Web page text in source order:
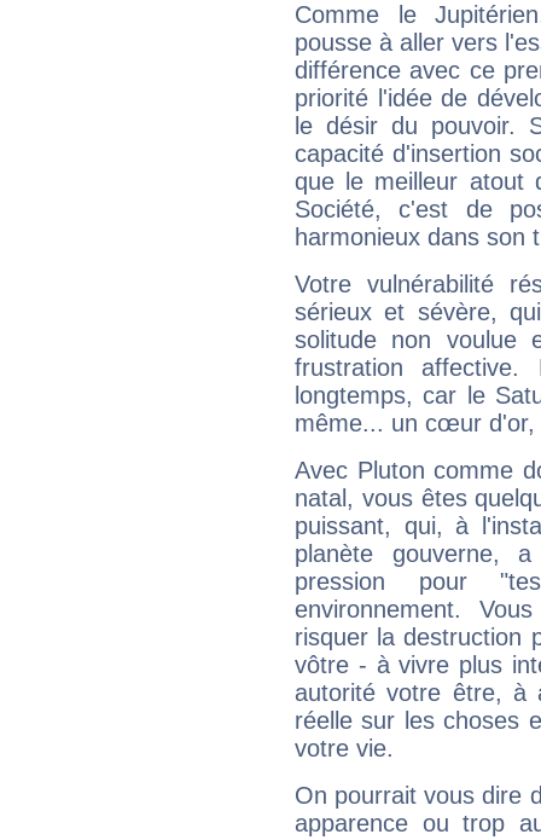
Comme le
pousse à aller vers
différence avec ce
priorité l'idée de
le désir du pouvoir.
capacité d'insertion
que le meilleur atout
Société, c'est de
harmonieux dans son
Votre vulnérabilité
sérieux et sévère,
solitude non voulue
frustration
longtemps, car le
même... un cœur d'or,
Avec Pluton comme
natal, vous êtes
puissant, qui, à
planète gouverne,
pression pour
environnement.
risquer la destruction
vôtre - à vivre plus
autorité votre être, à
réelle sur les choses
votre vie.
On pourrait vous dire
apparence ou trop